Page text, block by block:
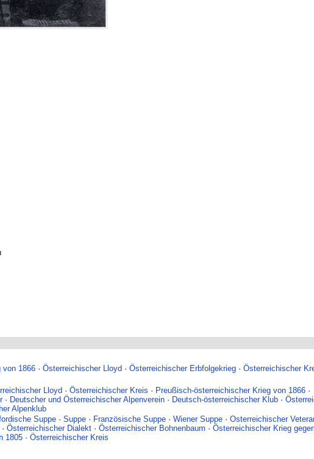
von 1866 ·Österreichischer Lloyd ·Österreichischer Erbfolgekrieg ·Österreichischer
Lloyd ·Österreichischer Kreis · Preußisch-österreichischer Krieg von 1866 ·
· Deutscher und Österreichischer Alpenverein· Deutsch-österreichischer Klub·
Alpenklub
Suppe ·Suppe · Französische Suppe ·Wiener Suppe ·Osterreichischer
Österreichischer Dialekt· Österreichischer Bohnenbaum · Österreichischer Krieg
1805· Österreichischer Kreis